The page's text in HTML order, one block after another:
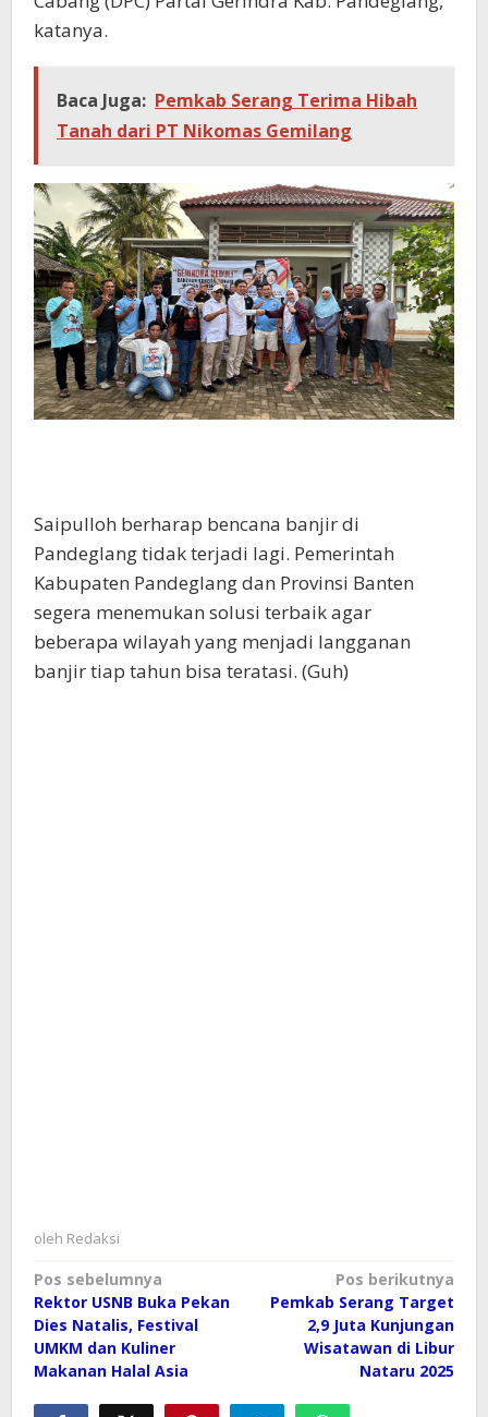
katanya.
Baca Juga: Pemkab Serang Terima Hibah
Tanah dari PT Nikomas Gemilang
Saipulloh berharap bencana banjir di
Pandeglang tidak terjadi lagi. Pemerintah
Kabupaten Pandeglang dan Provinsi Banten
segera menemukan solusi terbaik agar
beberapa wilayah yang menjadi langganan
banjir tiap tahun bisa teratasi. (Guh)
oleh Redaksi
Navigasi
pos
Pos sebelumnya
Rektor USNB Buka Pekan
Dies Natalis, Festival
UMKM dan Kuliner
Makanan Halal Asia
Pos berikutnya
Pemkab Serang Target
2,9 Juta Kunjungan
Wisatawan di Libur
Nataru 2025